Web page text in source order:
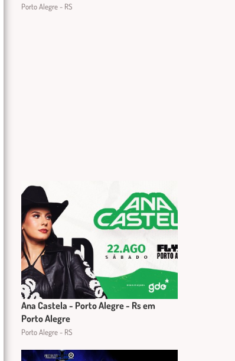
Porto Alegre - RS
Ana Castela - Porto Alegre - Rs em
Porto Alegre
Porto Alegre - RS